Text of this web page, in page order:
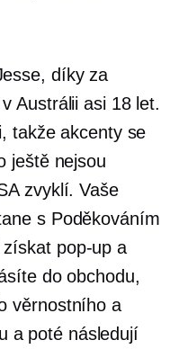
díky za
Austrálii asi 18 let.
takže akcenty se
ještě nejsou
zvyklí. Vaše
s Poděkováním
získat pop-up a
do obchodu,
věrnostního a
a poté následují